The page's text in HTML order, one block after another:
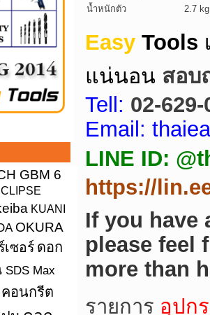
GBM 6
KUANI
OKURA
เซอร์ ดอก
Max
คอนกรีต
น้ำหนักตัว
2.7
Easy Tools
แน่นอน สอบ
Tell: 02-629-
Email:
LINE ID:
https://
If you have
please feel
more than
รายการ อุปก